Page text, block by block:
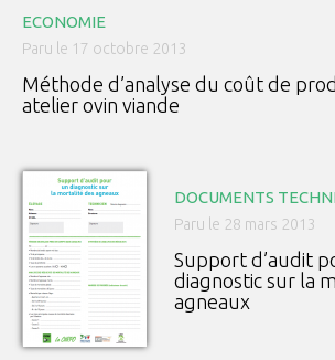
ECONOMIE
Paru le 17 octobre 2013
Méthode d’analyse du coût de
atelier ovin viande
DOCUMENTS
Paru le 28 mars 2013
Support d’audit
diagnostic sur la
agneaux